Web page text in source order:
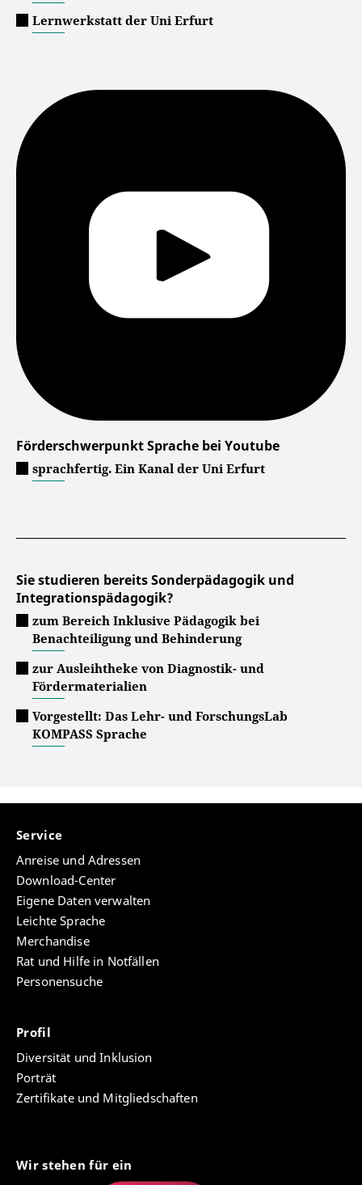
Lernwerkstatt der Uni Erfurt
Förderschwerpunkt Sprache bei Youtube
sprachfertig. Ein Kanal der Uni Erfurt
Sie studieren bereits Sonderpädagogik und
Integrationspädagogik?
zum Bereich Inklusive Pädagogik bei
Benachteiligung und Behinderung
zur Ausleihtheke von Diagnostik- und
Fördermaterialien
Vorgestellt: Das Lehr- und ForschungsLab
KOMPASS Sprache
Service
Anreise und Adressen
Download-Center
Eigene Daten verwalten
Leichte Sprache
Merchandise
Rat und Hilfe in Notfällen
Personensuche
Profil
Diversität und Inklusion
Porträt
Zertifikate und Mitgliedschaften
Wir stehen für ein